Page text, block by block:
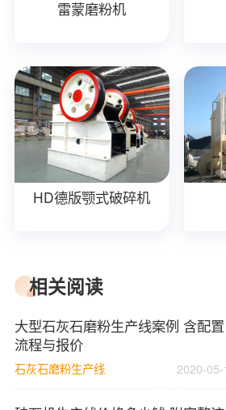
雷蒙磨粉机
HD德版颚式破碎机
相关阅读
大型石灰石磨粉生产线案例 含配置
流程与报价
石灰石磨粉生产线 2020-05-